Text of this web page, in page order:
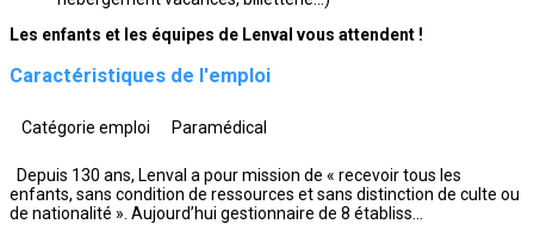
Les enfants et les équipes de Lenval vous attendent !
Caractéristiques de l'emploi
Catégorie emploi Paramédical
Depuis 130 ans, Lenval a pour mission de « recevoir tous les
enfants, sans condition de ressources et sans distinction de culte ou
de nationalité ». Aujourd’hui gestionnaire de 8 établiss...